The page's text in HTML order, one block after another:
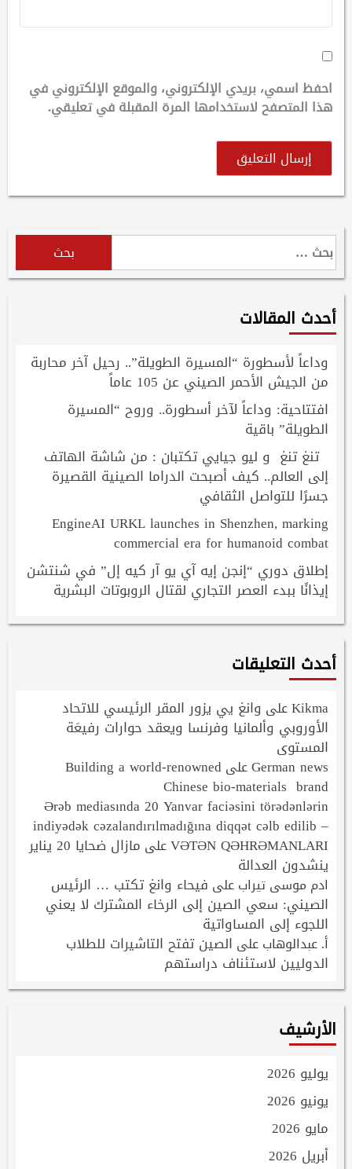
احفظ اسمي، بريدي الإلكتروني، والموقع الإلكتروني في
هذا المتصفح لاستخدامها المرة المقبلة في تعليقي.
البحث
عن:
أحدث المقالات
وداعاً لأسطورة “المسيرة الطويلة”.. رحيل آخر محاربة
من الجيش الأحمر الصيني عن 105 عاماً
افتتاحية: وداعاً لآخر أسطورة.. وروح “المسيرة
الطويلة” باقية
تنغ تنغ و ليو جيايي تكتبان : من شاشة الهاتف
إلى العالم.. كيف أصبحت الدراما الصينية القصيرة
جسرًا للتواصل الثقافي
EngineAI URKL launches in Shenzhen, marking
commercial era for humanoid combat
إطلاق دوري “إنجن إيه آي يو آر كيه إل” في شنتشن
إيذانًا ببدء العصر التجاري لقتال الروبوتات البشرية
أحدث التعليقات
Kikmaعلى وانغ يي يزور المقر الرئيسي للاتحاد
الأوروبي وألمانيا وفرنسا ويعقد حوارات رفيعَة
المستوى
German newsعلى Building a world-renowned
Chinese bio-materials brand
Ərəb mediasında 20 Yanvar faciəsini törədənlərin
indiyədək cəzalandırılmadığına diqqət cəlb edilib –
VƏTƏN QƏHRƏMANLARIعلى مازال ضحايا 20 يناير
ينشدون العدالة
ادم موسى تيرابعلى فيحاء وانغ تكتب … الرئيس
الصيني: سعي الصين إلى الرخاء المشترك لا يعني
اللجوء إلى المساواتية
أ. عبدالوهابعلى الصين تفتح التاشيرات للطلاب
الدوليين لاستئناف دراستهم
الأرشيف
يوليو 2026
يونيو 2026
مايو 2026
أبريل 2026